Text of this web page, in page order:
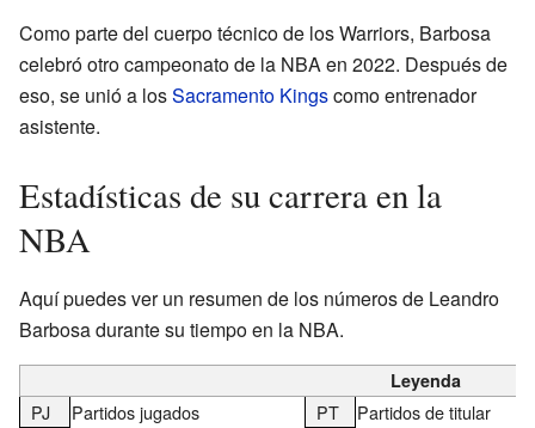
Como parte del cuerpo técnico de los Warriors, Barbosa
celebró otro campeonato de la NBA en 2022. Después de
eso, se unió a losSacramento Kingscomo entrenador
asistente.
Estadísticas de su carrera en la
NBA
Aquí puedes ver un resumen de los números de Leandro
Barbosa durante su tiempo en la NBA.
Leyenda
PJ Partidos jugados PT
Partidos de titular